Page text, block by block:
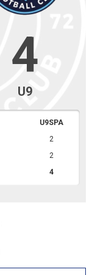
4
U9
U9SPA
2
2
4